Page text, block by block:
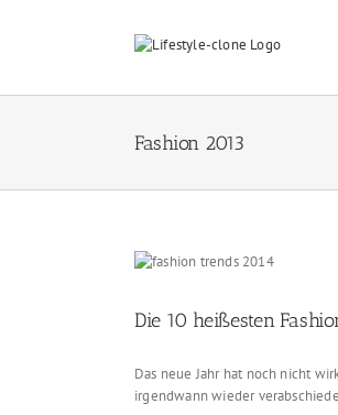
Fashion 2013
Die 10 heißesten
Das neue Jahr hat noch nicht
irgendwann wieder